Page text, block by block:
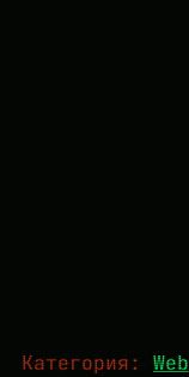
Категория: Web